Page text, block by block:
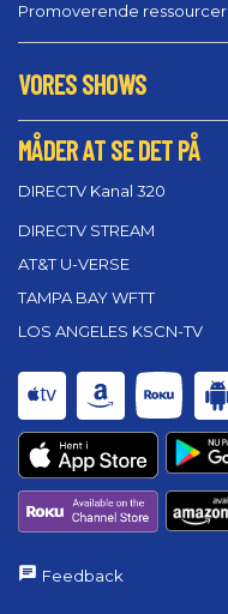
Promoverende ressourcer
VORES SHOWS
MÅDER AT SE DET PÅ
DIRECTV Kanal 320
DIRECTV STREAM
AT&T U-VERSE
TAMPA BAY WFTT
LOS ANGELES KSCN-TV
Feedback